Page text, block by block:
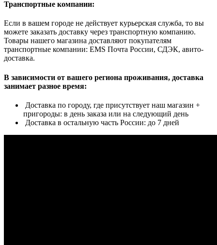
Транспортные компании:
Если в вашем городе не действует курьерская служба, то вы
можете заказать доставку через транспортную компанию.
Товары нашего магазина доставляют покупателям
транспортные компании: EMS Почта России, СДЭК, авито-
доставка.
В зависимости от вашего региона проживания, доставка
занимает разное время:
Доставка по городу, где присутствует наш магазин +
пригороды: в день заказа или на следующий день
Доставка в остальную часть России: до 7 дней